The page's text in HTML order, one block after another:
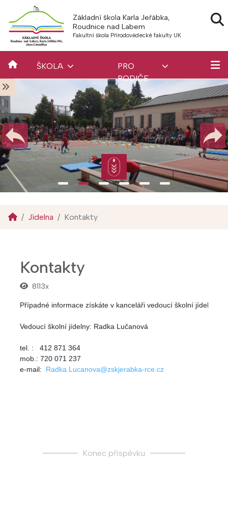
Základní škola Karla Jeřábka,
Roudnice nad Labem
Fakultní škola Přírodovědecké fakulty UK
ŠKOLA
PRO
RODIČE
Jídelna Kontakty
Kontakty
8113x
Případné informace získáte v kanceláři vedoucí školní jídelny:
Vedoucí školní jídelny: Radka Lučanová
tel. :   412 871 364
mob.: 720 071 237
e-mail:
Radka.Lucanova@zskjerabka-rce.cz
Konec příspěvku